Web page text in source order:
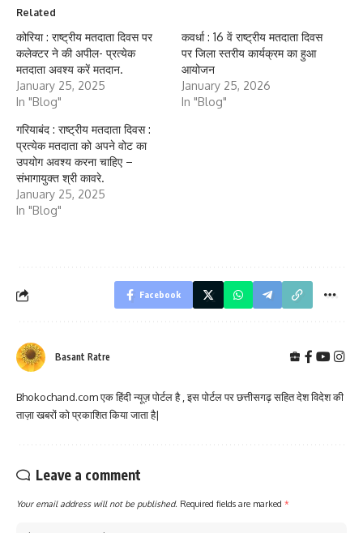
Related
कोरिया : राष्ट्रीय मतदाता दिवस पर
कलेक्टर ने की अपील- प्रत्येक
मतदाता अवश्य करें मतदान.
January 25, 2025
In "Blog"
कवर्धा : 16 वें राष्ट्रीय मतदाता दिवस
पर जिला स्तरीय कार्यक्रम का हुआ
आयोजन
January 25, 2026
In "Blog"
गरियाबंद : राष्ट्रीय मतदाता दिवस :
प्रत्येक मतदाता को अपने वोट का
उपयोग अवश्य करना चाहिए –
संभागायुक्त श्री कावरे.
January 25, 2025
In "Blog"
Facebook
Basant Ratre
Bhokochand.com एक हिंदी न्यूज़ पोर्टल है , इस पोर्टल पर छत्तीसगढ़ सहित देश विदेश की
ताज़ा खबरों को प्रकाशित किया जाता है|
Leave a comment
Your email address will not be published. Required fields are marked *